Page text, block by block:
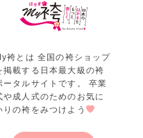
袴とは 全国の袴ショップ
掲載する日本最大級の袴
ータルサイトです。 卒業
や成人式のためのお気に
りの袴をみつけよう